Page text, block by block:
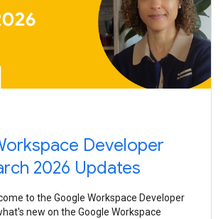
Developer
2026 Updates
to the Google Workspace Developer
new on the Google Workspace